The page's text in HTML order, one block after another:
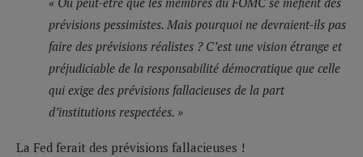
prévisions pessimistes. Mais pourquoi ne devraient-ils pas
faire des prévisions réalistes ? C’est une vision étrange et
préjudiciable de la responsabilité démocratique que celle
qui exige des prévisions fallacieuses de la part
d’institutions respectées. »
La Fed ferait des prévisions fallacieuses !